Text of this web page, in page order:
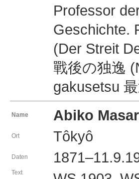
Professor
Geschichte.
(Der Streit
戰後の独逸
gakusetsu
Name Abiko
Ort Tôkyô
Daten
Text